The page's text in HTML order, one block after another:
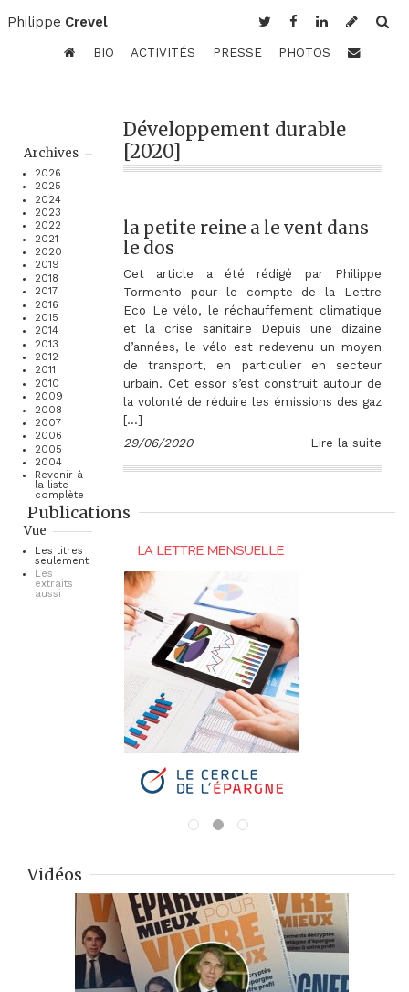
Philippe Crevel
BIO ACTIVITÉS PRESSE PHOTOS
Archives
2026
2025
2024
2023
2022
2021
2020
2019
2018
2017
2016
2015
2014
2013
2012
2011
2010
2009
2008
2007
2006
2005
2004
Revenir à
la liste
complète
Vue
Les titres
seulement
Les
extraits
aussi
Développement durable
[2020]
la petite reine a le vent dans
le dos
Cet article a été rédigé par Philippe
Tormento pour le compte de la Lettre
Eco Le vélo, le réchauffement climatique
et la crise sanitaire Depuis une dizaine
d’années, le vélo est redevenu un moyen
de transport, en particulier en secteur
urbain. Cet essor s’est construit autour de
la volonté de réduire les émissions des gaz
[…]
29/06/2020
Lire la suite
Publications
Vidéos